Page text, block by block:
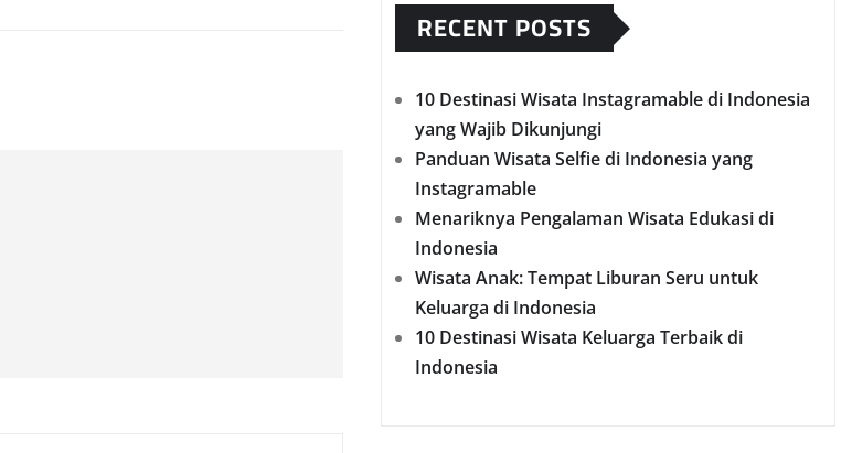
RECENT POSTS
10 Destinasi Wisata Instagramable di Indonesia
yang Wajib Dikunjungi
Panduan Wisata Selfie di Indonesia yang
Instagramable
Menariknya Pengalaman Wisata Edukasi di
Indonesia
Wisata Anak: Tempat Liburan Seru untuk
Keluarga di Indonesia
10 Destinasi Wisata Keluarga Terbaik di
Indonesia